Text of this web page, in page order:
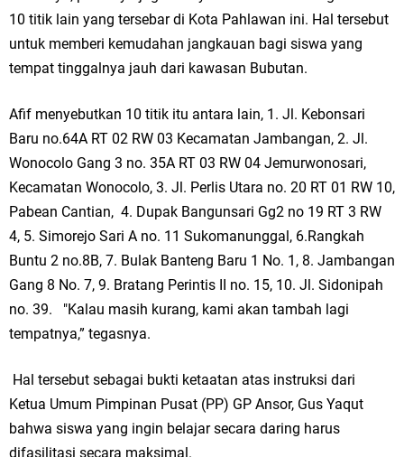
10 titik lain yang tersebar di Kota Pahlawan ini. Hal tersebut
untuk memberi kemudahan jangkauan bagi siswa yang
tempat tinggalnya jauh dari kawasan Bubutan.
Afif menyebutkan 10 titik itu antara lain, 1. Jl. Kebonsari
Baru no.64A RT 02 RW 03 Kecamatan Jambangan, 2. Jl.
Wonocolo Gang 3 no. 35A RT 03 RW 04 Jemurwonosari,
Kecamatan Wonocolo, 3. Jl. Perlis Utara no. 20 RT 01 RW 10,
Pabean Cantian, 4. Dupak Bangunsari Gg2 no 19 RT 3 RW
4, 5. Simorejo Sari A no. 11 Sukomanunggal, 6.Rangkah
Buntu 2 no.8B, 7. Bulak Banteng Baru 1 No. 1, 8. Jambangan
Gang 8 No. 7, 9. Bratang Perintis II no. 15, 10. Jl. Sidonipah
no. 39. "Kalau masih kurang, kami akan tambah lagi
tempatnya,” tegasnya.
Hal tersebut sebagai bukti ketaatan atas instruksi dari
Ketua Umum Pimpinan Pusat (PP) GP Ansor, Gus Yaqut
bahwa siswa yang ingin belajar secara daring harus
difasilitasi secara maksimal.